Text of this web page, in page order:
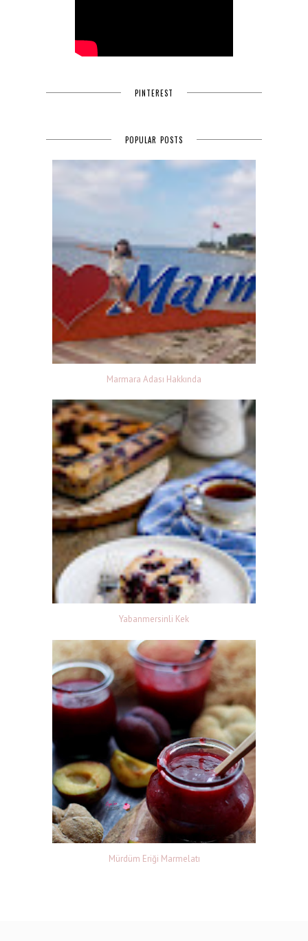
PINTEREST
POPULAR POSTS
Marmara Adası Hakkında
Yabanmersinli Kek
Mürdüm Eriği Marmelatı